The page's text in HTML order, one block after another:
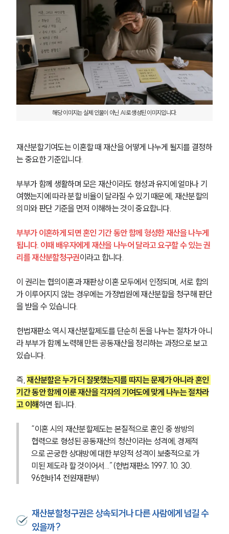
해당 이미지는 실제 인물이 아닌 AI로 생성된 이미지입니다.
재산분할기여도는 이혼할 때 재산을 어떻게 나누게 될지를 결정하
는 중요한 기준입니다.
부부가 함께 생활하며 모은 재산이라도 형성과 유지에 얼마나 기
여했는지에 따라 분할 비율이 달라질 수 있기 때문에, 재산분할의
의미와 판단 기준을 먼저 이해하는 것이 중요합니다.
부부가 이혼하게 되면 혼인 기간 동안 함께 형성한 재산을 나누게
됩니다. 이때 배우자에게 재산을 나누어 달라고 요구할 수 있는 권
리를 재산분할청구권이라고 합니다.
이 권리는 협의이혼과 재판상 이혼 모두에서 인정되며, 서로 합의
가 이루어지지 않는 경우에는 가정법원에 재산분할을 청구해 판단
을 받을 수 있습니다.
헌법재판소 역시 재산분할제도를 단순히 돈을 나누는 절차가 아니
라 부부가 함께 노력해 만든 공동재산을 정리하는 과정으로 보고
있습니다.
즉, 재산분할은 누가 더 잘못했는지를 따지는 문제가 아니라 혼인
기간 동안 함께 이룬 재산을 각자의 기여도에 맞게 나누는 절차라
고 이해하면 됩니다.
“이혼 시의 재산분할제도는 본질적으로 혼인 중 쌍방의
협력으로 형성된 공동재산의 청산이라는 성격에, 경제적
으로 곤궁한 상대방에 대한 부양적 성격이 보충적으로 가
미된 제도라 할 것이어서...”(헌법재판소 1997. 10. 30.
96헌바14 전원재판부)
재산분할청구권은 상속되거나 다른 사람에게 넘길 수
있을까?